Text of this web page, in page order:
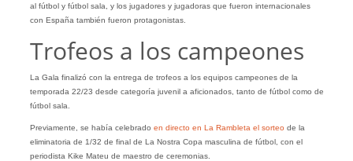
al fútbol y fútbol sala, y los jugadores y jugadoras que fueron internacionales
con España también fueron protagonistas.
Trofeos a los campeones
La Gala finalizó con la entrega de trofeos a los equipos campeones de la
temporada 22/23 desde categoría juvenil a aficionados, tanto de fútbol como de
fútbol sala.
Previamente, se había celebrado en directo en La Rambleta el sorteo de la
eliminatoria de 1/32 de final de La Nostra Copa masculina de fútbol, con el
periodista Kike Mateu de maestro de ceremonias.